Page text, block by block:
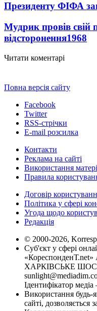
Президенту ФІФА
Мудрик провів свій
відсторонення1968
Читати коментарі
Повна версія сайту
Facebook
Twitter
RSS-стрічки
E-mail розсилка
Контакти
Реклама на сайті
Використання
Правила
Договір
Політика у сфері
Угода щодо
Редакція
© 2000-2026,
Суб'єкт у сфері
«КореспонденТ.net»
ХАРКІВСЬКЕ ШОСЕ,
Ідентифікатор
Використання будь-
сайті, дозволяється